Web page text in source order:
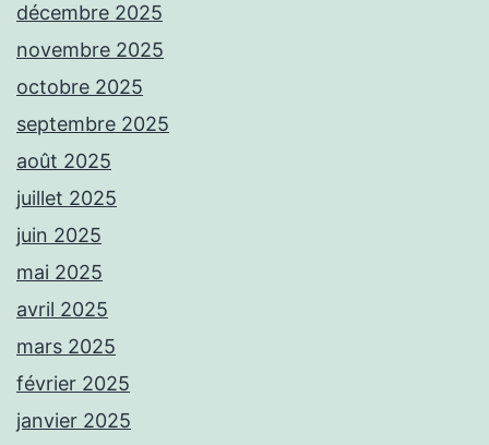
décembre 2025
novembre 2025
octobre 2025
septembre 2025
août 2025
juillet 2025
juin 2025
mai 2025
avril 2025
mars 2025
février 2025
janvier 2025